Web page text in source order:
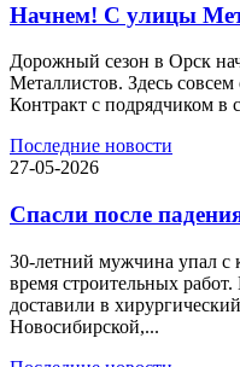
Начнем! С улицы
Дорожный сезон в Орск
Металлистов. Здесь
Контракт с подрядчиком в
Последние новости
27-05-2026
Спасли после
30-летний мужчина упал с
время строительных
доставили в
Новосибирской,...